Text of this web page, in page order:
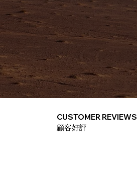
CUSTOMER REVIEWS
​顧客好評